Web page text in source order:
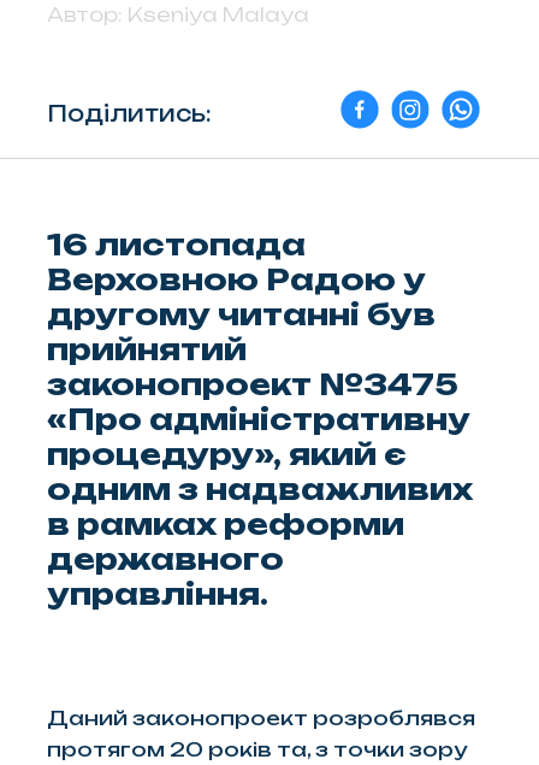
Автор: Kseniya Malaya
Поділитись:
16 листопада
Верховною Радою у
другому читанні був
прийнятий
законопроект №3475
«Про адміністративну
процедуру», який є
одним з надважливих
в рамках реформи
державного
управління.
Даний законопроект розроблявся
протягом 20 років та, з точки зору